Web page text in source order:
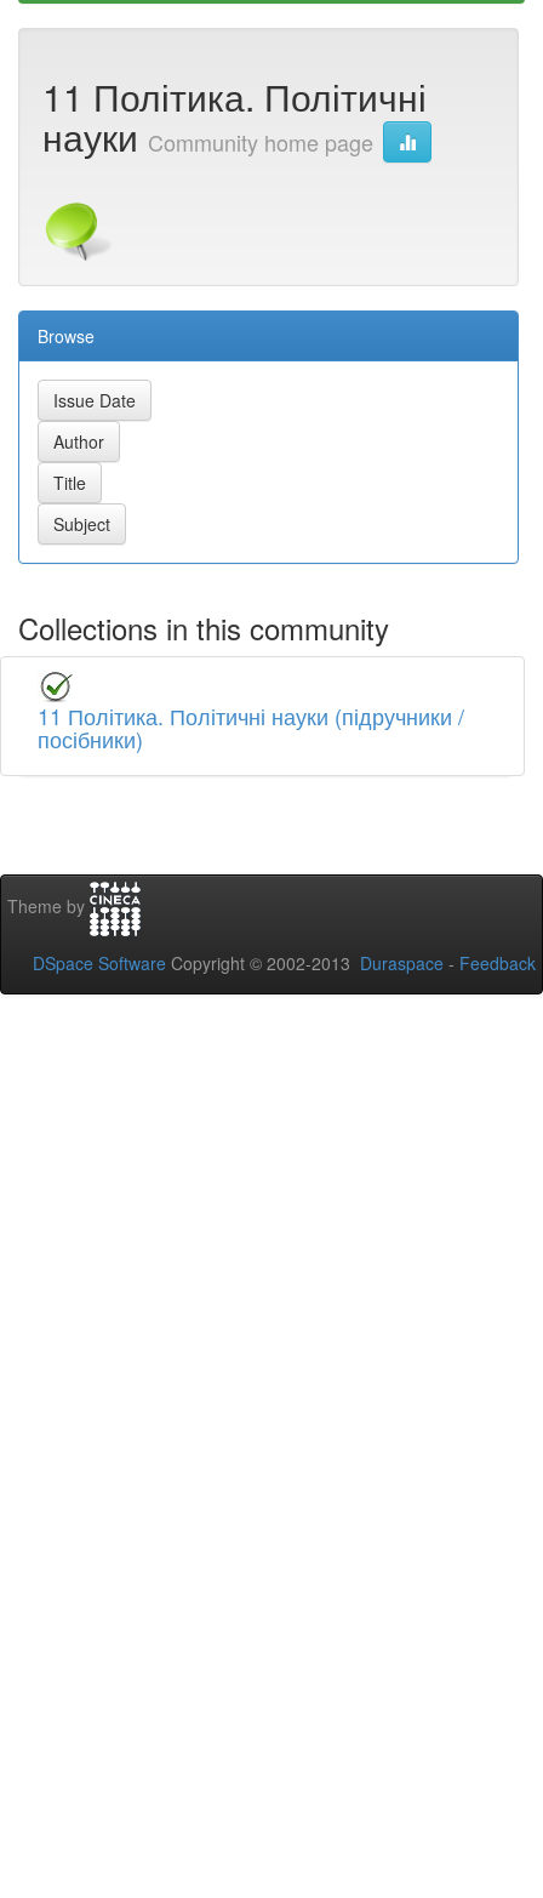
11 Політика. Політичні
науки Community home page
Browse
Collections in this community
11 Політика. Політичні науки (підручники /
посібники)
Theme by
DSpace Software Copyright © 2002-2013 Duraspace - Feedback